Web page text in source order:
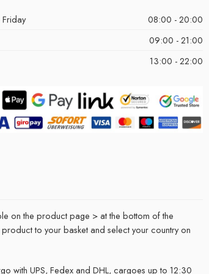
08:00 - 20:00
09:00 - 21:00
13:00 - 22:00
on the product page > at the bottom of the
to your basket and select your country on
with UPS, Fedex and DHL, cargoes up to 12:30